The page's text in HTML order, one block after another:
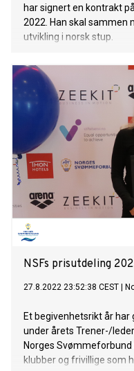
har signert en kontrakt
2022. Han skal sammen
utvikling i norsk stup.
NSFs prisutdeling
27.8.2022 23:52:38 CEST
Et begivenhetsrikt år
under årets Trener-/
Norges Svømmeforbund
klubber og frivillige som